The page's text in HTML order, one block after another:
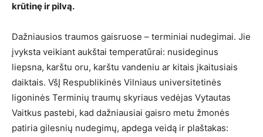
krūtinę ir pilvą.
Dažniausios traumos gaisruose – terminiai nudegimai. Jie
įvyksta veikiant aukštai temperatūrai: nusideginus
liepsna, karštu oru, karštu vandeniu ar kitais įkaitusiais
daiktais. VšĮ Respublikinės Vilniaus universitetinės
ligoninės Terminių traumų skyriaus vedėjas Vytautas
Vaitkus pastebi, kad dažniausiai gaisro metu žmonės
patiria gilesnių nudegimų, apdega veidą ir plaštakas: